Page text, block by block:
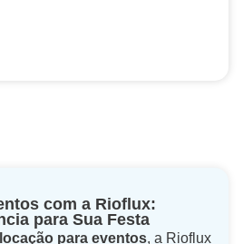
com a Rioflux:
para Sua Festa
locação para eventos, a Rioflux